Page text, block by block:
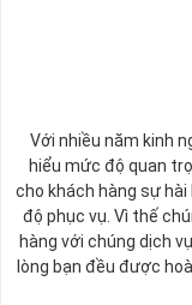
được sự hòa hợp,
nhanh chóng thành
Với nhiều năm kinh
hiểu mức độ quan
cho khách hàng sự
độ phục vụ. Vì thế
hàng với chúng dịch
lòng bạn đều được